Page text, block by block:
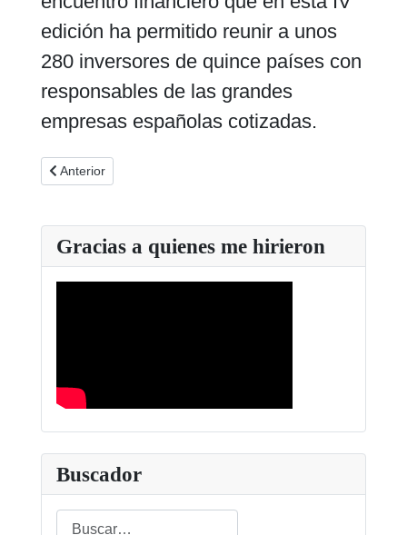
edición ha permitido reunir a unos
280 inversores de quince países con
responsables de las grandes
empresas españolas cotizadas.
Artículo anterior: Las apuestas deportivas se han
Anterior
Gracias a quienes me hirieron
Buscador
Buscar